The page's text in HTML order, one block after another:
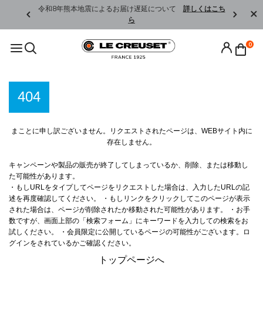
令和8年熊本地震によるお届け遅延について 詳しくはこち
ら
0
404
まことに申し訳ございません。リクエストされたページは、WEBサイト内に
存在しません。
キャンペーンや製品の販売が終了してしまっているか、削除、または移動し
た可能性があります。
・もしURLをタイプしてページをリクエストした場合は、入力したURLの記
述を再度確認してください。
・もしリンクをクリックしてこのページが表示
された場合は、ページが削除されたか移動された可能性があります。
・お手
数ですが、画面上部の「検索フォーム」にキーワードを入力しての検索をお
試しください。
・会員限定に公開しているページの可能性がございます。ロ
グインをされているかご確認ください。
トップページへ